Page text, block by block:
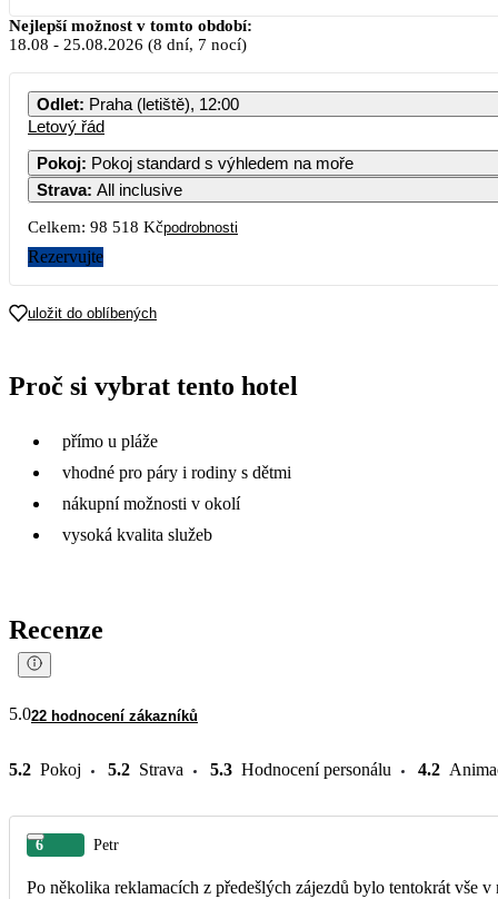
Nejlepší možnost v tomto období:
18.08 - 25.08.2026 (8 dní, 7 nocí)
Odlet: Praha (letiště), 12:00
Letový řád
Pokoj:
Pokoj standard s výhledem na moře
Strava: All inclusive
Celkem: 98 518 Kčpodrobnosti
Rezervujte
uložit do oblíbených
Proč si vybrat tento hotel
přímo u pláže
vhodné pro páry i rodiny s dětmi
nákupní možnosti v okolí
vysoká kvalita služeb
Recenze
5.022 hodnocení zákazníků
5.2 Pokoj 5.2 Strava 5.3 Hodnocení personálu 4.2
6 Petr
Po několika reklamacích z předešlých zájezdů bylo tentokrát vše